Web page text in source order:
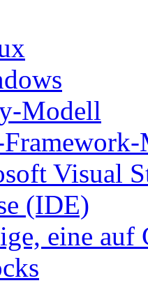
Modell
Visual
(IDE)
eine auf